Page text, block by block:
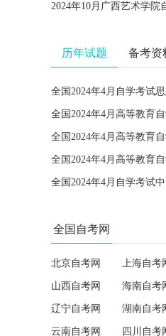
2024年10月广西艺术学院
历年试题 备考资
全国2024年4月自学考试
全国2024年4月高等教育
全国2024年4月高等教育
全国2024年4月自学考试
全国自考网
北京自考网 上海自考
山西自考网 海南自考
辽宁自考网 湖南自考
云南自考网 四川自考